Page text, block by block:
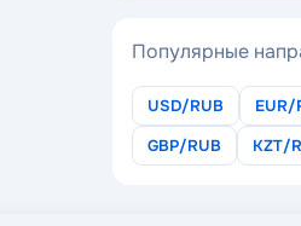
Популярные
USD/RUB EUR/
GBP/RUB
KZT/